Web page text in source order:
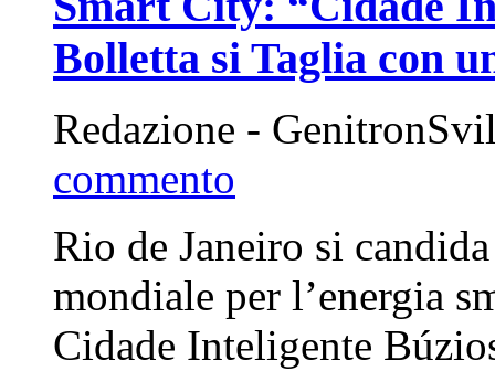
Bolletta si Taglia con
Redazione -
commento
Rio de Janeiro si
mondiale per l’energia
Cidade Inteligente